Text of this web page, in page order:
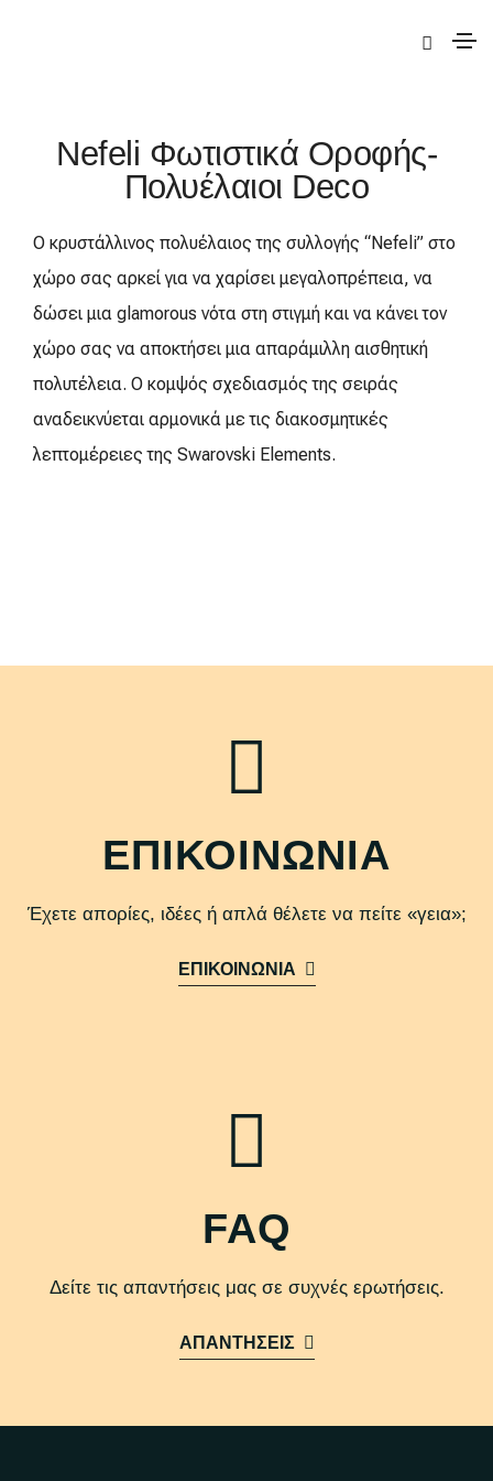
| Nefeli Φωτιστικά Οροφής-Πολυέλαιοι
Nefeli Φωτιστικά Οροφής-
Πολυέλαιοι Deco
Ο κρυστάλλινος πολυέλαιος της συλλογής “Nefeli” στο
χώρο σας αρκεί για να χαρίσει μεγαλοπρέπεια, να
δώσει μια glamorous νότα στη στιγμή και να κάνει τον
χώρο σας να αποκτήσει μια απαράμιλλη αισθητική
πολυτέλεια. Ο κομψός σχεδιασμός της σειράς
αναδεικνύεται αρμονικά με τις διακοσμητικές
λεπτομέρειες της Swarovski Elements.
ΕΠΙΚΟΙΝΩΝΙΑ
Έχετε απορίες, ιδέες ή απλά θέλετε να πείτε «γεια»;
ΕΠΙΚΟΙΝΩΝΙΑ
FAQ
Δείτε τις απαντήσεις μας σε συχνές ερωτήσεις.
ΑΠΑΝΤΗΣΕΙΣ